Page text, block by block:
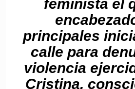
feminista el
principales
calle para
violencia
Cristina,